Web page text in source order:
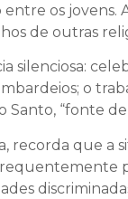
os jovens.
de outras
silenciosa:
o
“fonte de
recorda que a